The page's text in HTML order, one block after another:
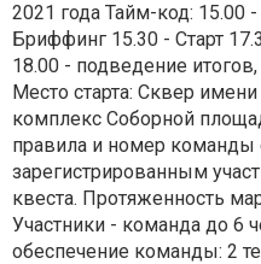
2021 года Тайм-код: 15.00
Бриффинг 15.30 - Старт
18.00 - подведение
Место старта: Сквер
комплекс Соборной
правила и номер команды
зарегистрированным
квеста. Протяженность
Участники - команда до 6
обеспечение команды: 2